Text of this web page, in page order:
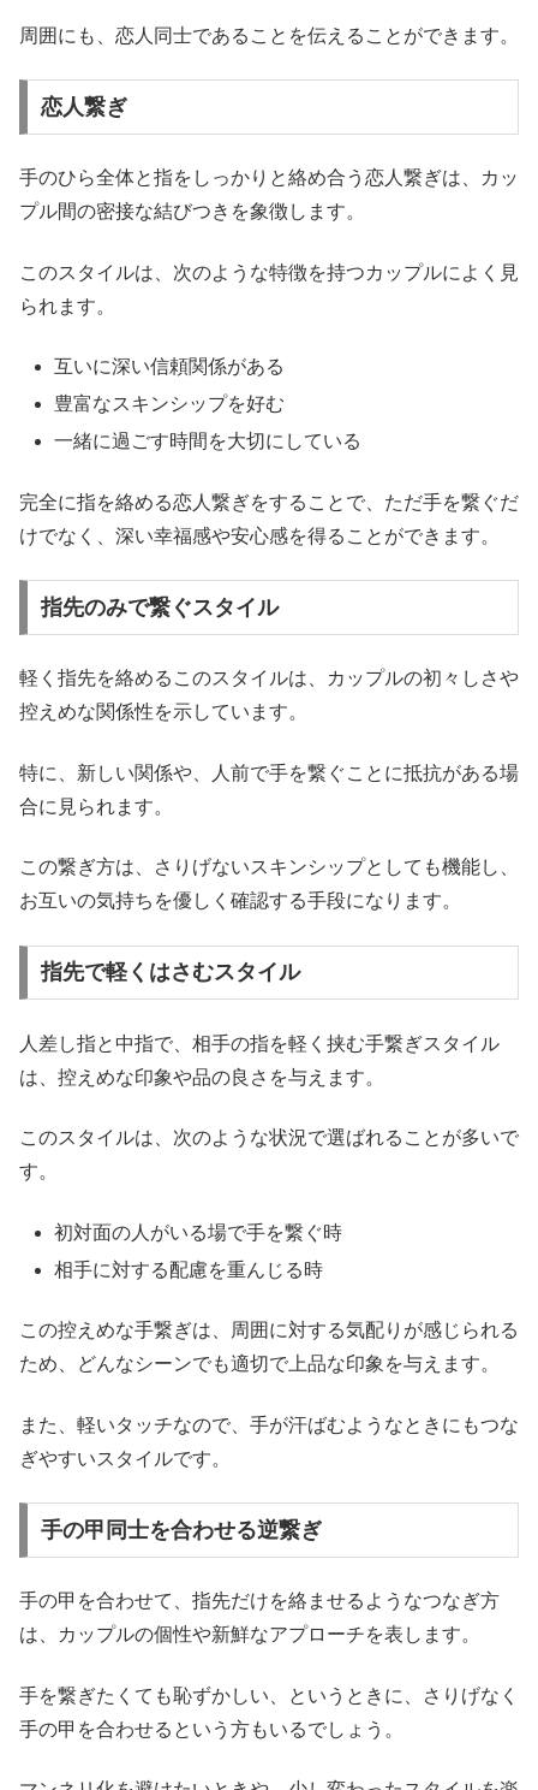
周囲にも、恋人同士であることを伝えることができます。
恋人繋ぎ
手のひら全体と指をしっかりと絡め合う恋人繋ぎは、カッ
プル間の密接な結びつきを象徴します。
このスタイルは、次のような特徴を持つカップルによく見
られます。
互いに深い信頼関係がある
豊富なスキンシップを好む
一緒に過ごす時間を大切にしている
完全に指を絡める恋人繋ぎをすることで、ただ手を繋ぐだ
けでなく、深い幸福感や安心感を得ることができます。
指先のみで繋ぐスタイル
軽く指先を絡めるこのスタイルは、カップルの初々しさや
控えめな関係性を示しています。
特に、新しい関係や、人前で手を繋ぐことに抵抗がある場
合に見られます。
この繋ぎ方は、さりげないスキンシップとしても機能し、
お互いの気持ちを優しく確認する手段になります。
指先で軽くはさむスタイル
人差し指と中指で、相手の指を軽く挟む手繋ぎスタイル
は、控えめな印象や品の良さを与えます。
このスタイルは、次のような状況で選ばれることが多いで
す。
初対面の人がいる場で手を繋ぐ時
相手に対する配慮を重んじる時
この控えめな手繋ぎは、周囲に対する気配りが感じられる
ため、どんなシーンでも適切で上品な印象を与えます。
また、軽いタッチなので、手が汗ばむようなときにもつな
ぎやすいスタイルです。
手の甲同士を合わせる逆繋ぎ
手の甲を合わせて、指先だけを絡ませるようなつなぎ方
は、
カップルの個性や新鮮なアプローチを表します。
手を繋ぎたくても恥ずかしい、というときに、さりげなく
手の甲を合わせるという方もいるでしょう。